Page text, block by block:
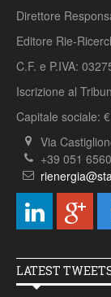
Direttore
Editore Rie-
C.F. e P.IVA:
Iscrizione al
Capitale sociale:
Via
+39 051
LATEST